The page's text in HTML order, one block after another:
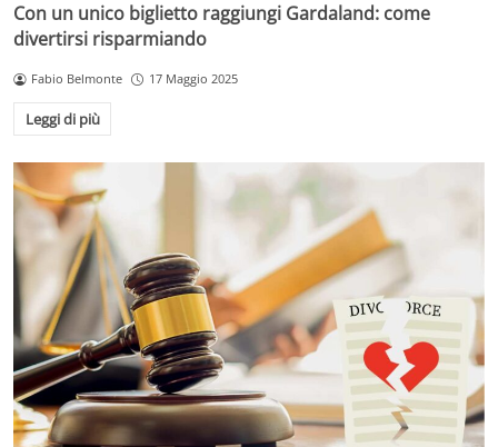
Con un unico biglietto raggiungi Gardaland: come
divertirsi risparmiando
Fabio Belmonte 17 Maggio 2025
Leggi di più